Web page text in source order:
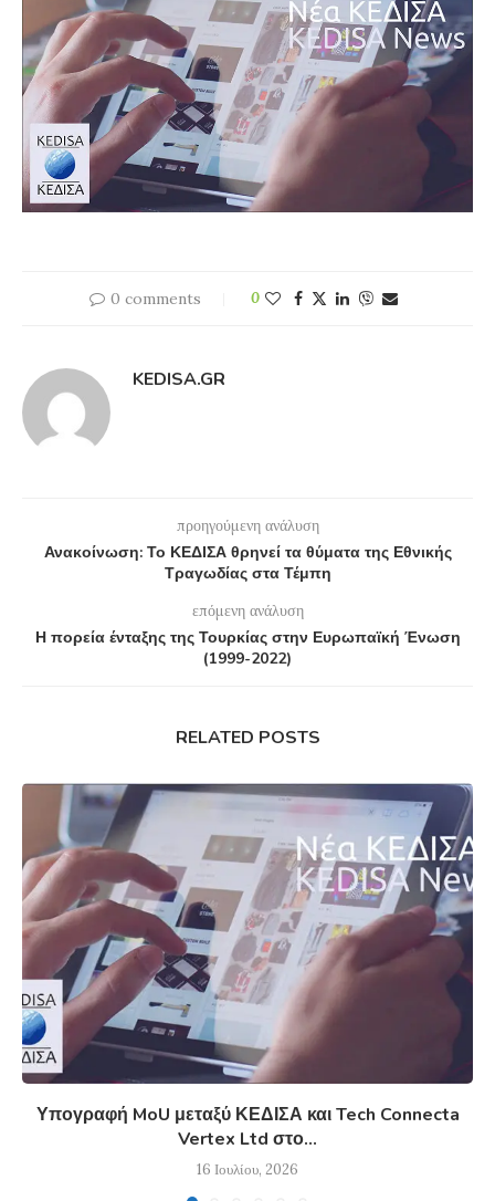
0 comments 0
KEDISA.GR
προηγούμενη ανάλυση
Ανακοίνωση: Το ΚΕΔΙΣΑ θρηνεί τα θύματα της Εθνικής
Τραγωδίας στα Τέμπη
επόμενη ανάλυση
Η πορεία ένταξης της Τουρκίας στην Ευρωπαϊκή Ένωση
(1999-2022)
RELATED POSTS
Υπογραφή MoU μεταξύ ΚΕΔΙΣΑ και Tech Connecta
Vertex Ltd στο...
16 Ιουλίου, 2026